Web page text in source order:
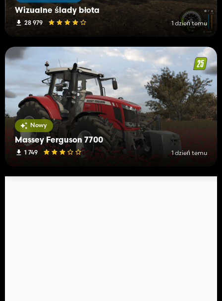
Wizualne ślady błota
28 979 1 dzień temu
Nowy
Massey Ferguson 7700
1 749 1 dzień temu